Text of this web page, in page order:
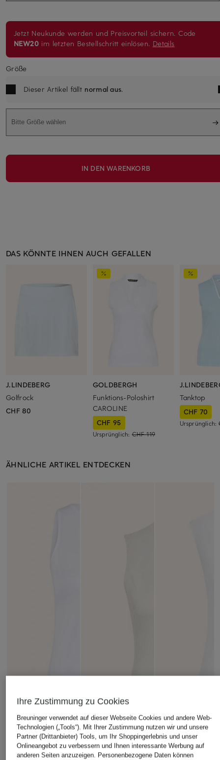
Jetzt Neukunde werden und Preisvorteil sichern. Code
NEW20 im letzten Bestellschritt einlösen. Details
Größe
Dieser Artikel fällt normal aus.
Bitte Größe wählen
IN DEN WARENKORB
DAS KÖNNTE IHNEN AUCH GEFALLEN
J.LINDEBERG
Golfrock
CHF 80
GOLDBERGH
Funktions-Poloshirt
CAROLINE
CHF 95
Ursprünglich:CHF 119
Tanktop
CHF 70
Ursprünglich:
ÄHNLICHE ARTIKEL ENTDECKEN
Ihre Zustimmung zu Cookies
Breuninger verwendet auf dieser Webseite Cookies und andere Web-
Technologien („Tools“). Mit Ihrer Zustimmung nutzen wir und unsere
Partner (Drittanbieter) Tools, um Ihr Shoppingerlebnis und unser
Onlineangebot zu verbessern und Ihnen interessante Werbung auf
anderen Seiten anzuzeigen. Personenbezogene Daten können